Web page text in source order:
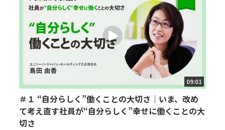
09:01
＃１ “自分らしく”働くことの大切さ｜いま、改め
て考え直す社員が“自分らしく”幸せに働くことの大
切さ